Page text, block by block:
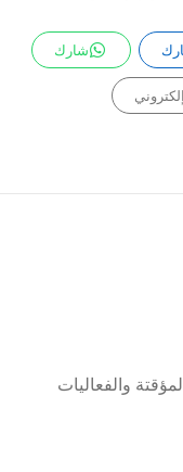
شارك
والفعاليات